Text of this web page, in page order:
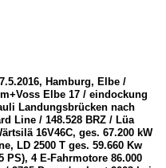
Hamburg, Elbe /
Elbe 17 / eindockung
Landungsbrücken nach
Line / 148.528 BRZ / Lüa
16V46C, ges. 67.200 kW
LD 2500 T ges. 59.660 Kw
PS), 4 E-Fahrmotore 86.000